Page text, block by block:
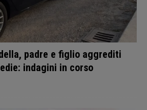
padre e figlio aggrediti
indagini in corso